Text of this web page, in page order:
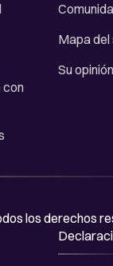
con
Mapa del
Su
los derechos